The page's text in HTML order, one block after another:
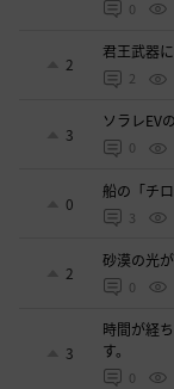
0
2
君王武器
2
3
ソラレEV
0
0
船の「チ
3
2
砂漠の光
0
3
時間が経
す。
0